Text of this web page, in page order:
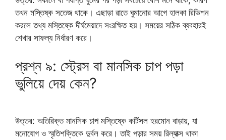
তখন মস্তিষ্ক সতেজ থাকে। এছাড়া রাতে ঘুমানোর আগে হালকা রিভিশন
করলে তথ্য মস্তিষ্কে দীর্ঘমেয়াদে সংরক্ষিত হয়। সময়ের সঠিক ব্যবহারই
শেখার সাফল্য নির্ধারণ করে।
প্রশ্ন ৯: স্ট্রেস বা মানসিক চাপ পড়া
ভুলিয়ে দেয় কেন?
উত্তর: অতিরিক্ত মানসিক চাপ মস্তিষ্কে কর্টিসল হরমোন বাড়ায়, যা
মনোযোগ ও স্মৃতিশক্তিকে দুর্বল করে। তাই পড়ার সময় রিল্যাক্স থাকা